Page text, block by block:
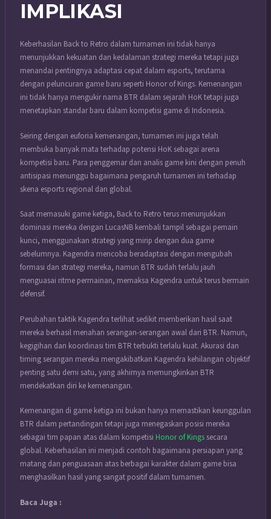
IMPLIKASI
Keberhasilan Back to Retro dalam turnamen ini tidak hanya
menunjukkan kekuatan dan kedalaman strategi mereka tetapi juga
menandai pentingnya adaptasi cepat dalam esports, terutama
dengan peluncuran game baru seperti Honor of Kings. Kemenangan
ini tidak hanya mengukir nama BTR dalam sejarah HoK tetapi juga
menetapkan standar baru dalam kompetisi game di Indonesia.
Seiring dengan euforia kemenangan, turnamen ini juga telah
membuka banyak mata terhadap potensi HoK sebagai arena
kompetisi baru. Para penggemar dan analis game kini dengan penuh
antisipasi menunggu bagaimana pengaruh turnamen ini terhadap
skena esports regional dan global.
Saat memasuki game ketiga, Back to Retro terus menunjukkan
dominasi mereka dengan LucasNB kembali tampil sebagai pemain
kunci, menggunakan strategi yang mirip dengan dua game
sebelumnya. Kagendra mencoba beradaptasi dengan mengubah
formasi dan strategi mereka, namun BTR sudah terlalu jauh
menguasai ritme permainan, memaksa Kagendra untuk terus bermain
defensif.
Perubahan taktik Kagendra terlihat sedikit memberikan hasil saat
mereka berhasil menahan serangan-serangan awal dari BTR. Namun,
kegigihan dan koordinasi tim BTR terbukti terlalu kuat. Akurasi dan
timing serangan mereka mengakibatkan Kagendra kehilangan objektif
penting satu demi satu, yang akhirnya memungkinkan BTR
mendekatkan diri ke kemenangan.
Kemenangan di game ketiga ini bukan hanya memastikan keunggulan
BTR dalam pertandingan tetapi juga menegaskan posisi mereka
sebagai tim papan atas dalam kompetisi Honor of Kings secara
global. Keberhasilan ini menjadi contoh bagaimana persiapan yang
matang dan penguasaan atas berbagai karakter dalam game bisa
menghasilkan hasil yang sangat positif dalam turnamen.
Baca Juga :